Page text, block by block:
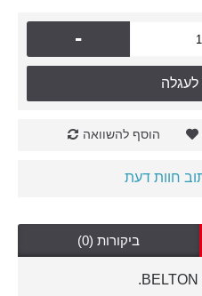
-
לעגלה
הוסף להשוואה
חוות דעת
ביקורות (0)